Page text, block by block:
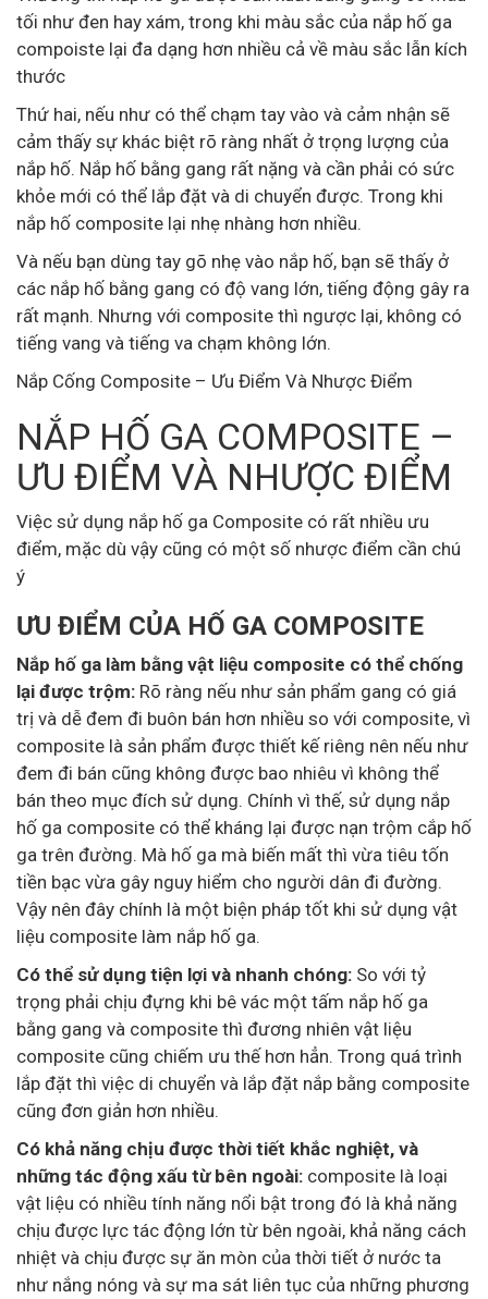
tối như đen hay xám, trong khi màu sắc của nắp hố ga
compoiste lại đa dạng hơn nhiều cả về màu sắc lẫn kích
thước
Thứ hai, nếu như có thể chạm tay vào và cảm nhận sẽ
cảm thấy sự khác biệt rõ ràng nhất ở trọng lượng của
nắp hố. Nắp hố bằng gang rất nặng và cần phải có sức
khỏe mới có thể lắp đặt và di chuyển được. Trong khi
nắp hố composite lại nhẹ nhàng hơn nhiều.
Và nếu bạn dùng tay gõ nhẹ vào nắp hố, bạn sẽ thấy ở
các nắp hố bằng gang có độ vang lớn, tiếng động gây ra
rất mạnh. Nhưng với composite thì ngược lại, không có
tiếng vang và tiếng va chạm không lớn.
Nắp Cống Composite – Ưu Điểm Và Nhược Điểm
NẮP HỐ GA COMPOSITE –
ƯU ĐIỂM VÀ NHƯỢC ĐIỂM
Việc sử dụng nắp hố ga Composite có rất nhiều ưu
điểm, mặc dù vậy cũng có một số nhược điểm cần chú
ý
ƯU ĐIỂM CỦA HỐ GA COMPOSITE
Nắp hố ga làm bằng vật liệu composite có thể chống
lại được trộm: Rõ ràng nếu như sản phẩm gang có giá
trị và dễ đem đi buôn bán hơn nhiều so với composite, vì
composite là sản phẩm được thiết kế riêng nên nếu như
đem đi bán cũng không được bao nhiêu vì không thể
bán theo mục đích sử dụng. Chính vì thế, sử dụng nắp
hố ga composite có thể kháng lại được nạn trộm cắp hố
ga trên đường. Mà hố ga mà biến mất thì vừa tiêu tốn
tiền bạc vừa gây nguy hiểm cho người dân đi đường.
Vậy nên đây chính là một biện pháp tốt khi sử dụng vật
liệu composite làm nắp hố ga.
Có thể sử dụng tiện lợi và nhanh chóng: So với tỷ
trọng phải chịu đựng khi bê vác một tấm nắp hố ga
bằng gang và composite thì đương nhiên vật liệu
composite cũng chiếm ưu thế hơn hẳn. Trong quá trình
lắp đặt thì việc di chuyển và lắp đặt nắp bằng composite
cũng đơn giản hơn nhiều.
Có khả năng chịu được thời tiết khắc nghiệt, và
những tác động xấu từ bên ngoài: composite là loại
vật liệu có nhiều tính năng nổi bật trong đó là khả năng
chịu được lực tác động lớn từ bên ngoài, khả năng cách
nhiệt và chịu được sự ăn mòn của thời tiết ở nước ta
như nắng nóng và sự ma sát liên tục của những phương